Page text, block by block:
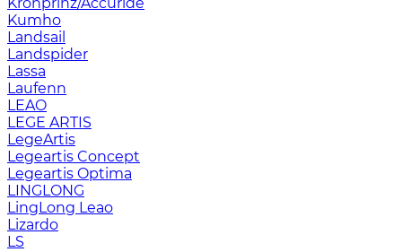
Kumho
Landsail
Landspider
Lassa
Laufenn
LEAO
LEGE ARTIS
LegeArtis
Legeartis Concept
Legeartis Optima
LINGLONG
LingLong Leao
Lizardo
LS